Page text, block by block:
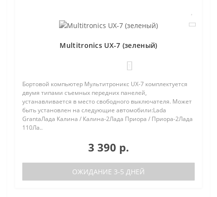
Multitronics UX-7 (зеленый)
Бортовой компьютер Мультитроникс UX-7 комплектуется
двумя типами съемных передних панелей,
устанавливается в место свободного выключателя. Может
быть установлен на следующие автомобили:Lada
GrantaЛада Калина / Калина-2Лада Приора / Приора-2Лада
110Ла..
3 390 р.
ОЖИДАНИЕ 3-5 ДНЕЙ